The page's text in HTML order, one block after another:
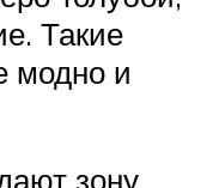
Такие
модно и
зону